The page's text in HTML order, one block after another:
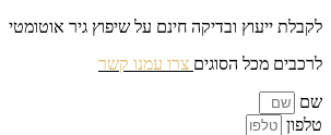
לקבלת ייעוץ ובדיקה חינם על שיפוץ גיר אוטומטי
לרכבים מכל הסוגים צרו עמנו קשר
שם
טלפון